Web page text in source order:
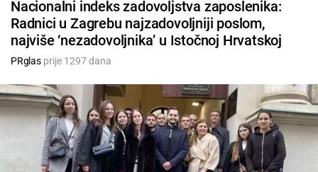
Nacionalni indeks zadovoljstva zaposlenika:
Radnici u Zagrebu najzadovoljniji poslom,
najviše ‘nezadovoljnika’ u Istočnoj Hrvatskoj
PRglasprije 1297 dana